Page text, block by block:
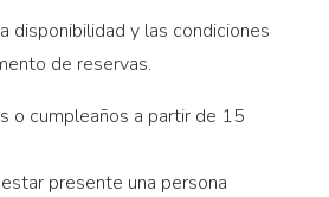
disponibilidad y las condiciones
de reservas.
o cumpleaños a partir de 15
presente una persona